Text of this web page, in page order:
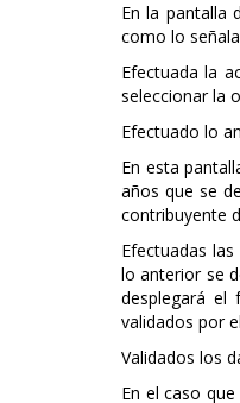
En la pantalla
como lo
Efectuada la
seleccionar la
Efectuado lo
En esta
años que se
contribuyente
Efectuadas
lo anterior se
desplegará el
validados por
Validados los
En el caso